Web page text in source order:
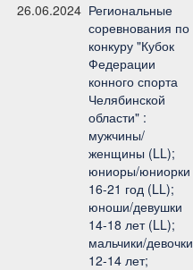
26.06.2024 Региональные
соревнования по
конкуру "Кубок
Федерации
конного спорта
Челябинской
области" :
мужчины/
женщины (LL);
юниоры/юниорки
16-21 год (LL);
юноши/девушки
14-18 лет (LL);
мальчики/девочки
12-14 лет;